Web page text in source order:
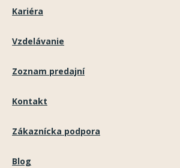
Kariéra
Vzdelávanie
Zoznam predajní
Kontakt
Zákaznícka podpora
Blog